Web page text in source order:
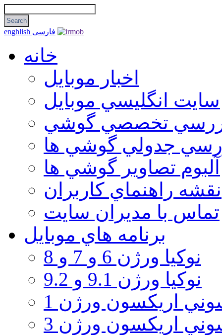
enghlish فارسی
خانه
اخبار موبایل
سايت انگليسي موبايل
تخصصي گوشي
جدولي گوشي ها
آلبوم تصاوير گوشي ها
نقشه راهنماي كاربران
تماس با مديران سايت
برنامه هاي موبايل
نوکیا ورژن 6 و 7 و 8
نوکیا ورژن 9.1 و 9.2
اريكسون ورژن 1
اريكسون ورژن 3